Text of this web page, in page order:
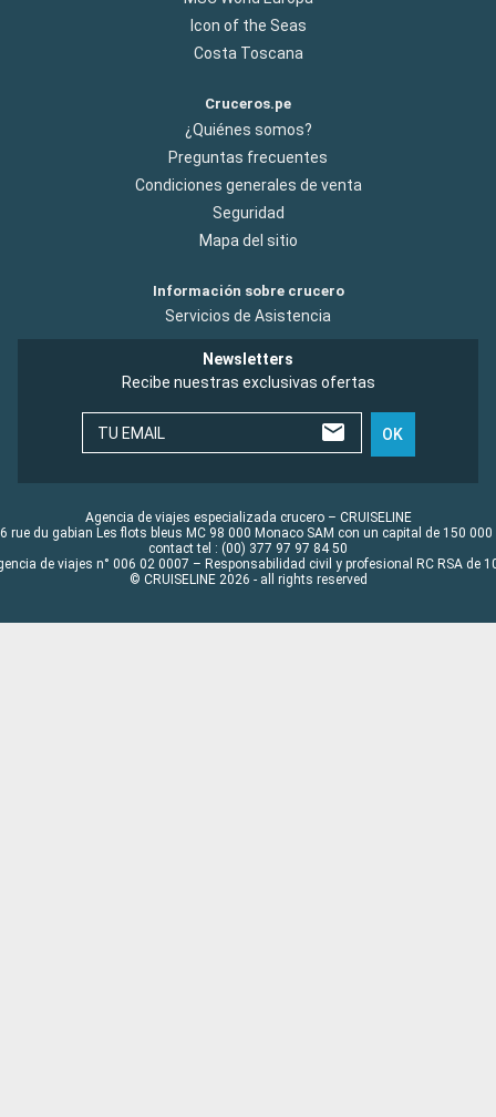
Icon of the Seas
Costa Toscana
Cruceros.pe
¿Quiénes somos?
Preguntas frecuentes
Condiciones generales de venta
Seguridad
Mapa del sitio
Información sobre crucero
Servicios de Asistencia
Newsletters
Recibe nuestras exclusivas ofertas
TU EMAIL OK
Agencia de viajes especializada crucero – CRUISELINE
rue du gabian Les flots bleus MC 98 000 Monaco SAM con un capital de 150 000
contact tel : (00) 377 97 97 84 50
de viajes n° 006 02 0007 – Responsabilidad civil y profesional RC RSA de
© CRUISELINE 2026 - all rights reserved